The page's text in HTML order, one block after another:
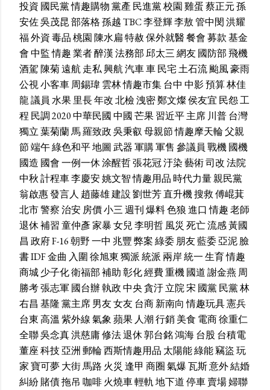
投資 國民黨情趣購物黨產 民進黨校園雞蛋蔡正元孫
安佐吳茂昆部落格孫越TBC李登輝李敖管中閔洪耀
福外資毒品桃園陳水扁特赦保外就醫餐會募款基金
會中監情趣業者醉漢法務部邱太三網友國防部飛機
酒駕陳菊遠航走私興航汽車車民宅土石流颱風豪雨
公視小客車周錫瑋雲林情趣市集台中 中影預算林佳
龍議員 水果里長年改北檢洩密鄭文燦侯友宜 民怨工
程 民調2020中華民國中國芒果習近平主席 川普台灣
獨立葉菊蘭馬羅致政吳秉叡母親節情趣摩天輪父親
節端午綠色和平地圖武器軍購軍售 參議員 戰機國機
國造 國會一例一休涂醒哲張花冠汙染藝術司改法院
中秋計程車李慶安姚文智情趣用品 時代力量親民黨
翁啟惠發言人 趙藤雄建設劉世芳直升機搜救傅崐萁
北市警察治安房價小三週刊爆料色狼進口 情趣老師
退休補習童仲彥家暴女兒李明哲風災 死亡流感黃國
昌 政府F-16朝野一中 兆豐弊案綠委朋友藍委亞泥臉
書IDF金曲 入圍徐旭東獨派統派 兩岸統一生育情趣
商城少子化衛福部補助彰化經費重機國道謝金燕 周
勝考張志軍國台辦執政中央貪汙立院宋 國黨民黨林
右昌 基隆黨主席男友女友台商新南向 情趣玩具憲兵
台東高溫 紫外線氣象蘋果 人潮行銷美食 電商徐重仁
全聯吳念真洪慈庸修法退休郭台銘鴻海台股 台積電
董座科技亞洲郵輪西斯情趣用品 太陽能綠能竊盜玩
家寶可夢大街馬路 火災 逢甲 商圈氣爆瓦斯意外結婚
糾紛賭債拖吊 咖啡火燒車輕軌地下道停車賣場婦聯